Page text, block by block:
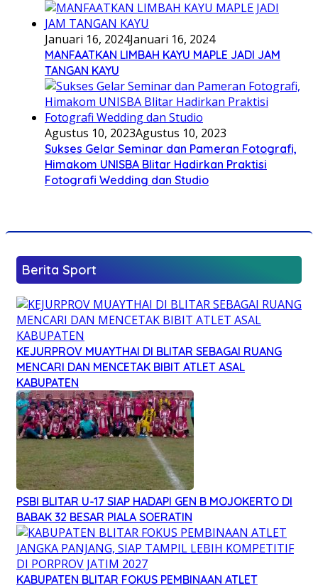
Januari 16, 2024Januari 16, 2024
MANFAATKAN LIMBAH KAYU MAPLE JADI JAM
TANGAN KAYU
Agustus 10, 2023Agustus 10, 2023
Sukses Gelar Seminar dan Pameran Fotografi,
Himakom UNISBA Blitar Hadirkan Praktisi
Fotografi Wedding dan Studio
Berita Sport
KEJURPROV MUAYTHAI DI BLITAR SEBAGAI RUANG
MENCARI DAN MENCETAK BIBIT ATLET ASAL
KABUPATEN
PSBI BLITAR U-17 SIAP HADAPI GEN B MOJOKERTO DI
BABAK 32 BESAR PIALA SOERATIN
KABUPATEN BLITAR FOKUS PEMBINAAN ATLET